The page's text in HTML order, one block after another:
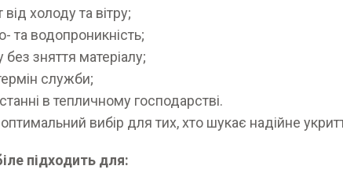
холоду та вітру;
та водопроникність;
зняття матеріалу;
служби;
в тепличному господарстві.
вибір для тих, хто шукає надійне
підходить для: